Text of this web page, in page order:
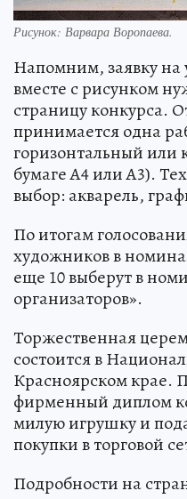
Рисунок: Варвара Воропаева.
Напомним, заявку на
вместе с рисунком
страницу конкурса.
принимается одна
горизонтальный или
бумаге А4 или А3).
выбор: акварель,
По итогам
художников в
еще 10 выберут в
организаторов».
Торжественная
состоится в
Красноярском крае.
фирменный диплом
милую игрушку и
покупки в торговой
Подробности на